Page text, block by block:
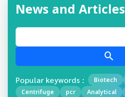
News and Articles
Popular keywords : Biotech
Centrifuge
pcr Analytical